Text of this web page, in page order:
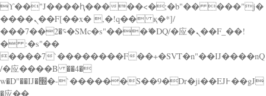
ϒ��"J����ԧ�����<�;�b"�� ���"j�
����ܢ��F[��x� ,�!q�� қ�*]/
���؝�2��7�SMc�s"���ޭ�DQ/�应�ܢ��F_��!
� :�s"��
����7`��������F��+�SVT�n"��IJ����nQ
/�应����B ��4�
w�D"��IJ�׭�-`������S��9�Dr�ji��EJ߅��gJ
�应��